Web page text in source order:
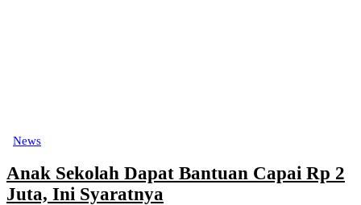
News
Anak Sekolah Dapat Bantuan Capai Rp 2
Juta, Ini Syaratnya